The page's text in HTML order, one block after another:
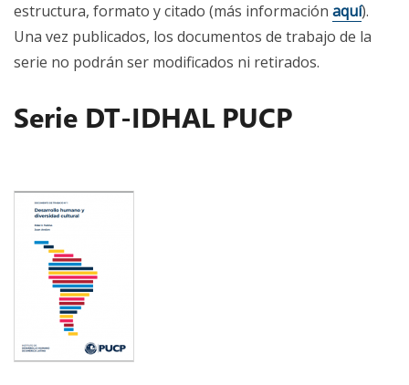
estructura, formato y citado (más información aquí).
Una vez publicados, los documentos de trabajo de la
serie no podrán ser modificados ni retirados.
Serie DT-IDHAL PUCP